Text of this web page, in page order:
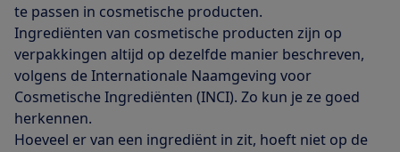
te passen in cosmetische producten.
Ingrediënten van cosmetische producten zijn op
verpakkingen altijd op dezelfde manier beschreven,
volgens de Internationale Naamgeving voor
Cosmetische Ingrediënten (INCI). Zo kun je ze goed
herkennen.
Hoeveel er van een ingrediënt in zit, hoeft niet op de